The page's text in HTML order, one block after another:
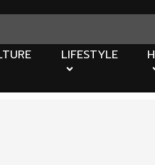
LIFESTYLE